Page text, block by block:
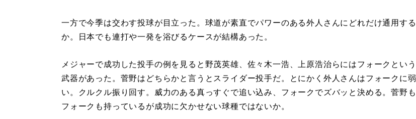
一方で今季は交わす投球が目立った。球道が素直でパワーのある外人さんにどれだけ通用する
か。日本でも連打や一発を浴びるケースが結構あった。
メジャーで成功した投手の例を見ると野茂英雄、佐々木一浩、上原浩治らにはフォークという
武器があった。菅野はどちらかと言うとスライダー投手だ。とにかく外人さんはフォークに弱
い。クルクル振り回す。威力のある真っすぐで追い込み、フォークでズバッと決める。菅野も
フォークも持っているが成功に欠かせない球種ではないか。